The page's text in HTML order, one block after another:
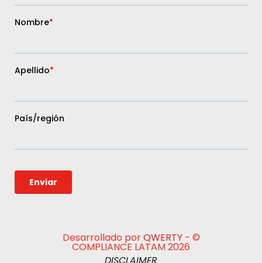
Desarrollado porQWERTY- ©
COMPLIANCE LATAM 2026